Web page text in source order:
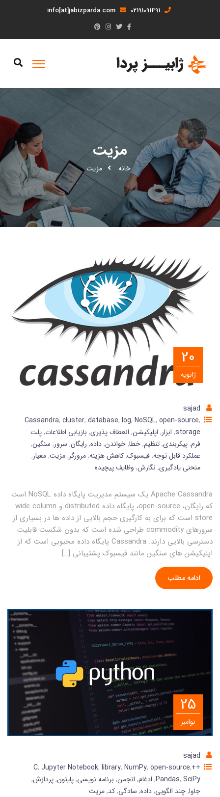
02191091491
info[at]jabizparda.com
مزیت
خانه مزیت
20
ژانویه
sajad
Cassandra, cluster, database, log, NoSQL, open-source,
storage
, ابزار, اپلیکیشن, انعطاف پذیری, بازیابی اطلاعات,پلت
فرم,پیکربندی,تنظیم,خطا,خواندن,داده, رایگان, سرور, سنگین,
عملکرد قابل توجه,فیسبوک,کاهش هزینه,مرورگر,مزیت,معیار,
منحنی یادگیری, نگارش, وظایف پیچیده
Apache Cassandra یک سیستم مدیریت پایگاه داده NoSQL است
که رایگان، open-source، پایگاه داده distributed و wide column
store است که برای به کارگیری حجم بالایی از داده ها در بسیاری از
سرورهای commodity طراحی شده است که بدون شکست قابلیت
دسترسی بالایی دارند. Cassandra پایگاه داده محبوبی است که از
اپلیکیشن های سنگین مانند فیسبوک پشتیبانی […]
ادامه مطلب
25
نوامبر
sajad
++C
, Jupyter Notebook, library, NumPy, open-source,
Pandas, SciPy
, ادغام, انجمن, برنامه نویسی,پایتون,پردازش,
جاوا,چند الگویی,داده, سادگی,کد,مزیت